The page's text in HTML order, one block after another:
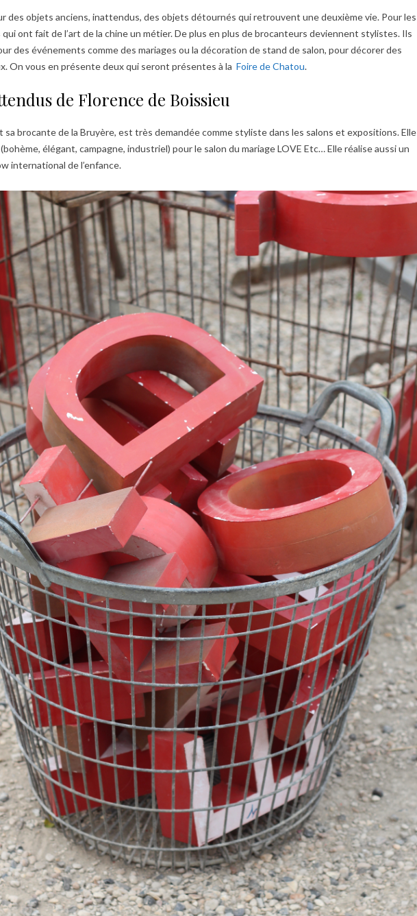
des objets anciens, inattendus, des objets détournés qui retrouvent une deuxième vie. Pour les
ont fait de l’art de la chine un métier. De plus en plus de brocanteurs deviennent stylistes. Ils
des événements comme des mariages ou la décoration de stand de salon, pour décorer des
On vous en présente deux qui seront présentes à la Foire de Chatou.
de Florence de Boissieu
sa brocante de la Bruyère, est très demandée comme styliste dans les salons et expositions. Elle
élégant, campagne, industriel) pour le salon du mariage LOVE Etc… Elle réalise aussi un
international de l’enfance.